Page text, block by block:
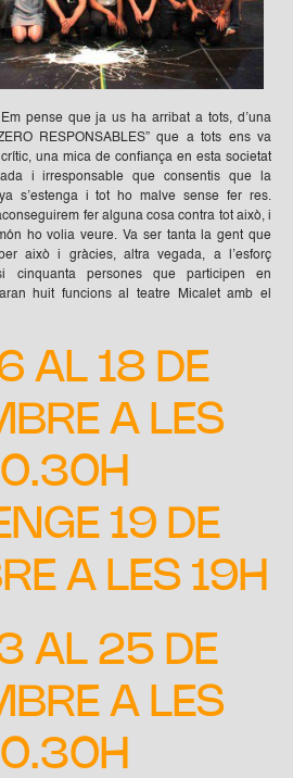
pense que ja us ha arribat a tots, d’una
RESPONSABLES” que a tots ens va
una mica de confiança en esta societat
i irresponsable que consentis que la
s’estenga i tot ho malve sense fer res.
fer alguna cosa contra tot això, i
ho volia veure. Va ser tanta la gent que
això i gràcies, altra vegada, a l’esforç
cinquanta persones que participen en
huit funcions al teatre Micalet amb el
AL 18 DE
A LES
19 DE
A LES 19H
AL 25 DE
A LES